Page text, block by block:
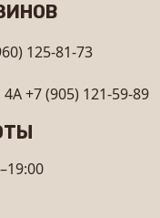
125-81-73
4А+7 (905) 121-59-89